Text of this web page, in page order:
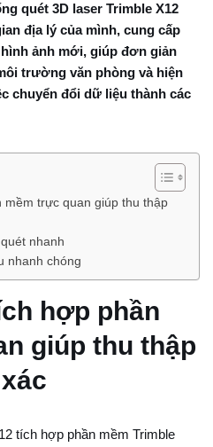
quét 3D laser Trimble X12
địa lý của mình, cung cấp
ảnh mới, giúp đơn giản
trường văn phòng và hiện
chuyển đổi dữ liệu thành các
trực quan giúp thu thập
nhanh
nhanh chóng
hợp phần
giúp thu thập
tích hợp phần mềm Trimble